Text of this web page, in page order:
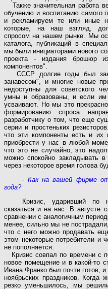
Также значительная работа
обучению и воспитанию самого
и рекламируем те или иные
которые, на наш взгляд,
спросом на нашем рынке. Мы
каталога, публикаций в
мы были инициаторами нового
проекта - издания брошюр
компонентов".
СССР долгие годы был
занавесом", и многие новые
недоступны для советского
умны и образованы, и если
усваивают. Но мы это
формированию спроса
разработчику о том, что еще
серии и простеньких
что эти компоненты есть и их
приобрести у нас в любой
что это не случайно, это
можно спокойно закладывать
через некоторое время голова
- Как на вашей фирме
года?
Кризис, ударивший по
сказаться и на нас. В августе
сравнении с аналогичным
менее, сильно мы не
что с него можно продавать
этом некоторые потребители и
не пополняется.
Кризис совпал по времени с
новое помещение и в какой-то
Ивана Франко был почти готов,
ноябрьских праздников. Когда
резко уменьшилось, мы